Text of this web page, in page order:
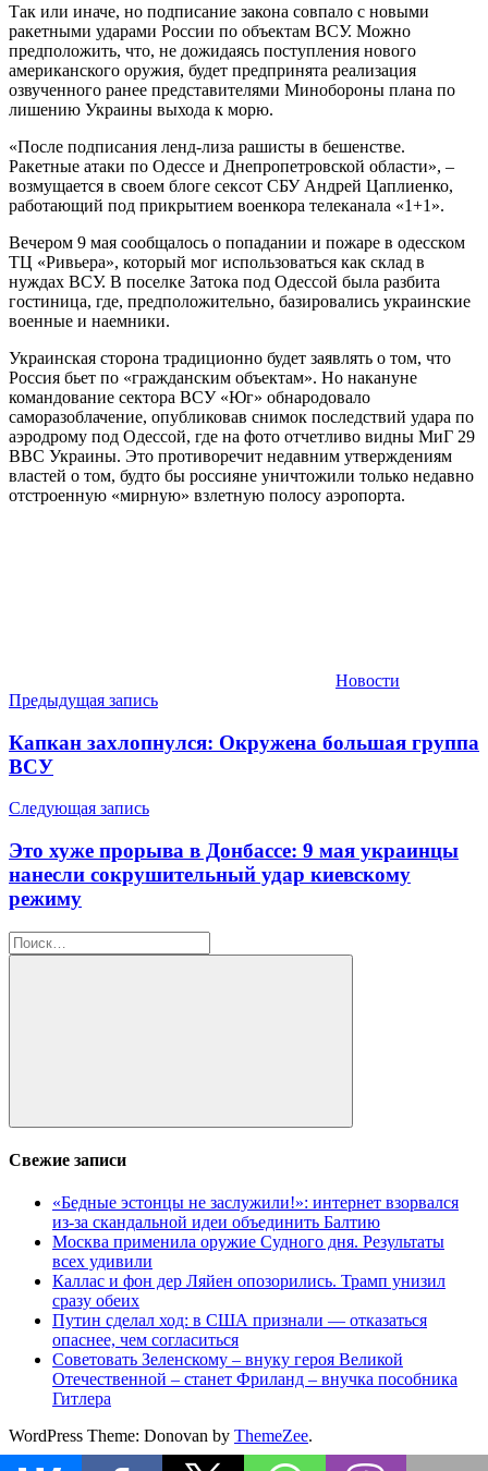
Так или иначе, но подписание закона совпало с новыми
ракетными ударами России по объектам ВСУ. Можно
предположить, что, не дожидаясь поступления нового
американского оружия, будет предпринята реализация
озвученного ранее представителями Минобороны плана по
лишению Украины выхода к морю.
«После подписания ленд-лиза рашисты в бешенстве.
Ракетные атаки по Одессе и Днепропетровской области», –
возмущается в своем блоге сексот СБУ Андрей Цаплиенко,
работающий под прикрытием военкора телеканала «1+1».
Вечером 9 мая сообщалось о попадании и пожаре в одесском
ТЦ «Ривьера», который мог использоваться как склад в
нуждах ВСУ. В поселке Затока под Одессой была разбита
гостиница, где, предположительно, базировались украинские
военные и наемники.
Украинская сторона традиционно будет заявлять о том, что
Россия бьет по «гражданским объектам». Но накануне
командование сектора ВСУ «Юг» обнародовало
саморазоблачение, опубликовав снимок последствий удара по
аэродрому под Одессой, где на фото отчетливо видны МиГ 29
ВВС Украины. Это противоречит недавним утверждениям
властей о том, будто бы россияне уничтожили только недавно
отстроенную «мирную» взлетную полосу аэропорта.
Новости
Навигация
по
записям
Предыдущая запись
Капкан захлопнулся: Окружена большая группа
ВСУ
Следующая запись
Это хуже прорыва в Донбассе: 9 мая украинцы
нанесли сокрушительный удар киевскому
режиму
Найти:
Поиск
Свежие записи
«Бедные эстонцы не заслужили!»: интернет взорвался
из-за скандальной идеи объединить Балтию
Москва применила оружие Судного дня. Результаты
всех удивили
Каллас и фон дер Ляйен опозорились. Трамп унизил
сразу обеих
Путин сделал ход: в США признали — отказаться
опаснее, чем согласиться
Советовать Зеленскому – внуку героя Великой
Отечественной – станет Фриланд – внучка пособника
Гитлера
WordPress Theme: Donovan by ThemeZee.